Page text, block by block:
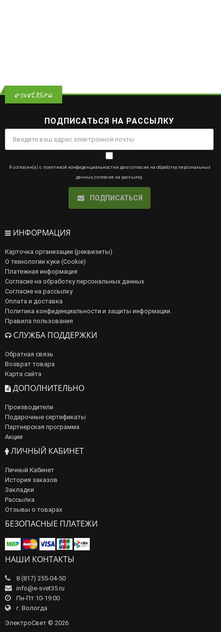
e-svet35.ru
ПОДПИСАТЬСЯ НА РАССЫЛКУ
Я согласен(а) с политикой конфиденциальности и даю согласие на обработку персональных
данных, согласие на рассылку.
ПОДПИСАТЬСЯ
ИНФОРМАЦИЯ
Карточка организации (реквизиты)
О технологии куки (Cookie)
Платежная информация
Согласие на обработку персональных данных
Согласие на рассылку
Оплата и доставка
Политика конфиденциальности и защиты информации.
Правила пользования
СЛУЖБА ПОДДЕРЖКИ
Обратная связь
Возврат товара
Карта сайта
ДОПОЛНИТЕЛЬНО
Производители
Подарочные сертификаты
Партнерская программа
Акции
ЛИЧНЫЙ КАБИНЕТ
Личный Кабинет
История заказов
Закладки
Рассылка
Отзывы о товарах
БЕЗОПАСНЫЕ ПЛАТЕЖИ
НАШИ КОНТАКТЫ
8 (817) 255-04-50
info@e-svet35.ru
Пн-Пт 10-19:00
г. Вологда
ЭлектроСвет © 2026